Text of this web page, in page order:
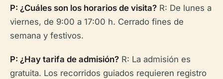
P: ¿Cuáles son los horarios de visita? R: De lunes a
viernes, de 9:00 a 17:00 h. Cerrado fines de
semana y festivos.
P: ¿Hay tarifa de admisión? R: La admisión es
gratuita. Los recorridos guiados requieren registro